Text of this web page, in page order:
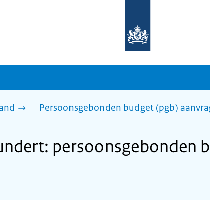
homepage
sdg.rijksoverheid.nl
Persoonsgebonden budget (pgb)
persoonsgebonden